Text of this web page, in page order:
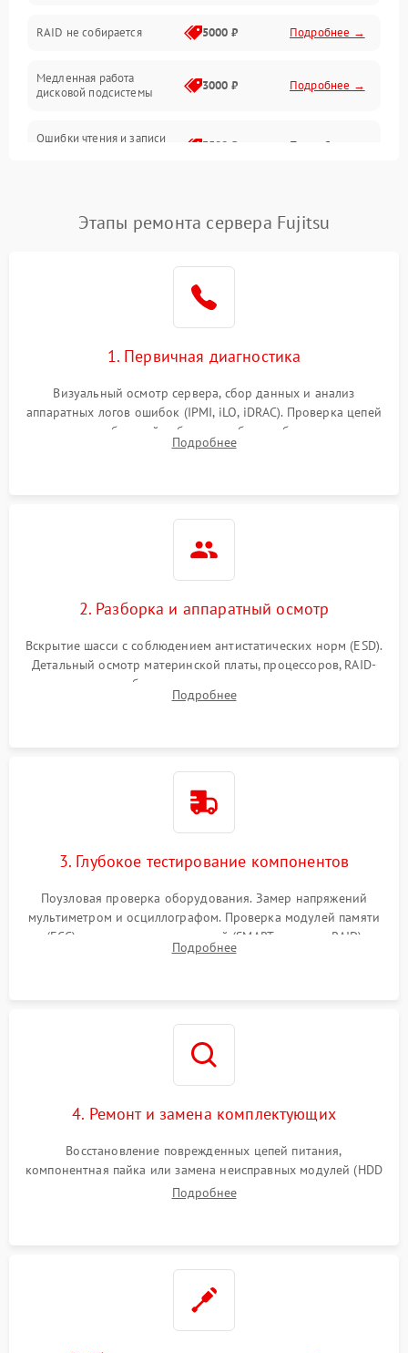
Контроллеры и интерфейсы
Виртуализация и сервисы
Программные сбои
Влага и внешные воздействия
RAID не собирается 5000 ₽ Подробнее →
Медленная работа
дисковой подсистемы
3000 ₽ Подробнее →
Ошибки чтения и записи
3500 ₽ Подробнее →
Этапы ремонта сервера Fujitsu
1. Первичная диагностика
Визуальный осмотр сервера, сбор данных и анализ
аппаратных логов ошибок (IPMI, iLO, iDRAC). Проверка цепей
питания и базовой работоспособности без вскрытия
корпуса для быстрой локализации сбоя.
Подробнее
2. Разборка и аппаратный осмотр
Вскрытие шасси с соблюдением антистатических норм (ESD).
Детальный осмотр материнской платы, процессоров, RAID-
контроллеров и блоков питания на наличие термических
повреждений, прогаров или окислений.
Подробнее
3. Глубокое тестирование компонентов
Поузловая проверка оборудования. Замер напряжений
мультиметром и осциллографом. Проверка модулей памяти
(ECC) и состояния накопителей (SMART, массивы RAID)
специализированными диагностическими утилитами.
Подробнее
4. Ремонт и замена комплектующих
Восстановление поврежденных цепей питания,
компонентная пайка или замена неисправных модулей (HDD
Подробнее